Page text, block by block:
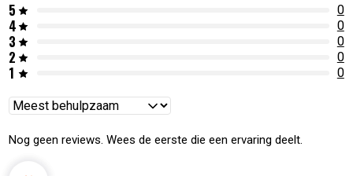
5 0
4 0
3 0
2 0
1 0
Reviews
Nog geen reviews. Wees de eerste die een ervaring deelt.